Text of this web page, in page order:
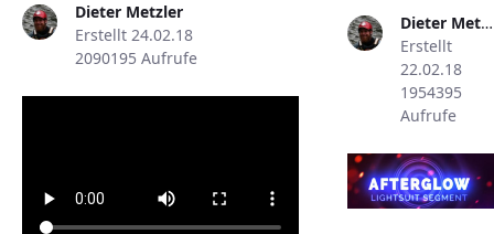
Dieter Metzler
Erstellt 24.02.18
2090195 Aufrufe
Dieter Metzler
Erstellt
22.02.18
1954395
Aufrufe